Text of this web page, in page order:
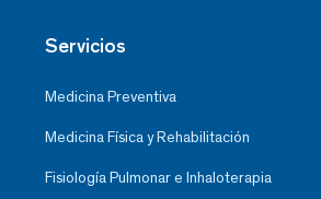
Servicios
Medicina Preventiva
Medicina Física y Rehabilitación
Fisiología Pulmonar e Inhaloterapia